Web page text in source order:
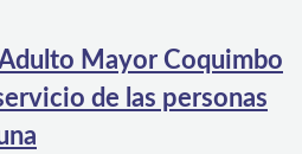
Mayor Coquimbo
de las personas